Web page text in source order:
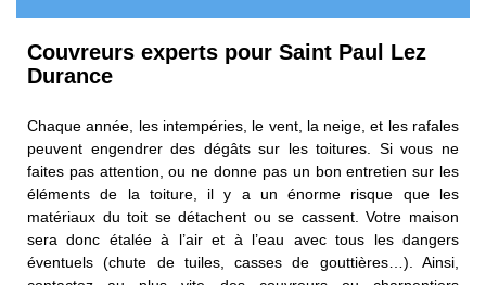
Couvreurs experts pour Saint Paul Lez
Durance
Chaque année, les intempéries, le vent, la neige, et les rafales
peuvent engendrer des dégâts sur les toitures. Si vous ne
faites pas attention, ou ne donne pas un bon entretien sur les
éléments de la toiture, il y a un énorme risque que les
matériaux du toit se détachent ou se cassent. Votre maison
sera donc étalée à l’air et à l’eau avec tous les dangers
éventuels (chute de tuiles, casses de gouttières…). Ainsi,